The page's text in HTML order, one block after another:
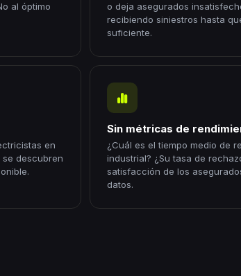
al óptimo
o deja asegurados
recibiendo siniestros hasta
suficiente.
en
se descubren
Sin métricas de
¿Cuál es el tiempo medio de
industrial? ¿Su tasa de
satisfacción de los
datos.